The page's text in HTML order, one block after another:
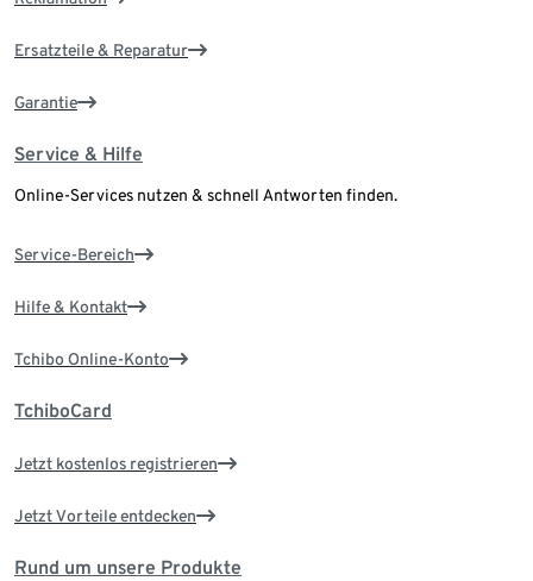
Ersatzteile & Reparatur
Garantie
Service & Hilfe
Online-Services nutzen & schnell Antworten finden.
Service-Bereich
Hilfe & Kontakt
Tchibo Online-Konto
TchiboCard
Jetzt kostenlos registrieren
Jetzt Vorteile entdecken
Rund um unsere Produkte